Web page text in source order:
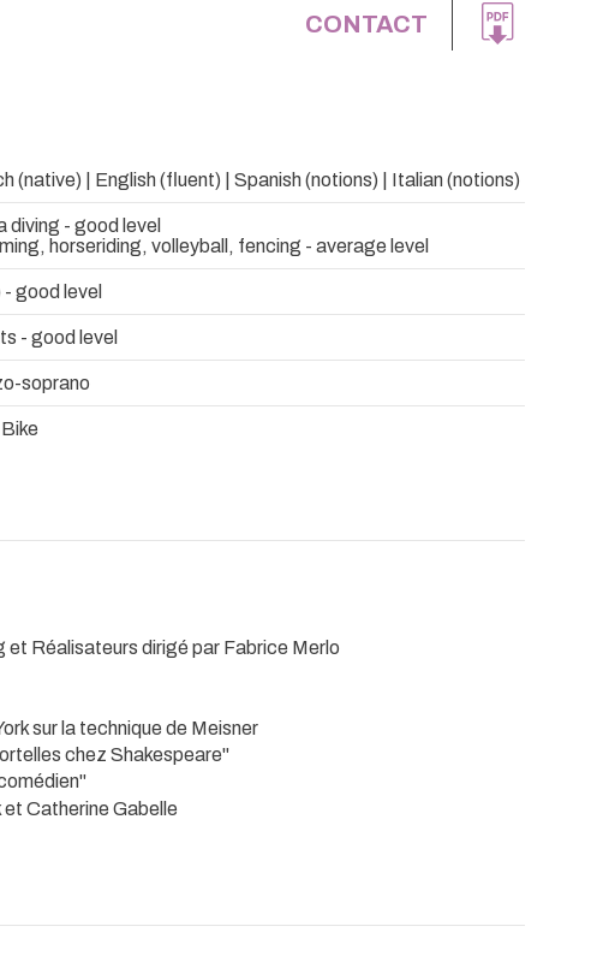
CONTACT
(native) | English (fluent) | Spanish (notions) | Italian (notions)
diving - good level
horseriding, volleyball, fencing - average level
- good level
- good level
soprano
Réalisateurs dirigé par Fabrice Merlo
sur la technique de Meisner
chez Shakespeare"
Catherine Gabelle